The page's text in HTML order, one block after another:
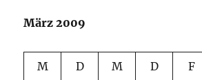
März 2009
M D M D F